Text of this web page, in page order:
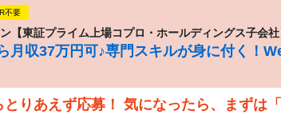
不要
【東証プライム上場コプロ・ホールディングス子会社
月収37万円可♪専門スキルが身に付く！
りあえず応募！ 気になったら、まずは「